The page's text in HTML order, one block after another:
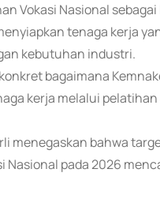
Vokasi Nasional
tenaga kerja
kebutuhan industri.
bagaimana
kerja melalui
menegaskan bahwa
Nasional pada 2026